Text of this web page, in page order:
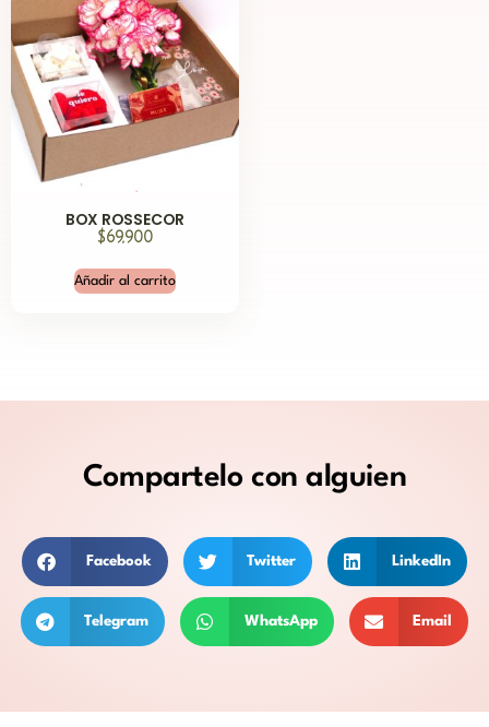
BOX ROSSECOR
$69,900
Añadir al carrito
Compartelo con alguien
Facebook Twitter LinkedIn
Telegram WhatsApp Email